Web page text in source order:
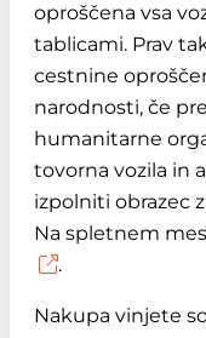
oproščena vsa
tablicami. Prav
cestnine
narodnosti, če
humanitarne
tovorna vozila in
izpolniti obrazec
Na spletnem
.
Nakupa vinjete